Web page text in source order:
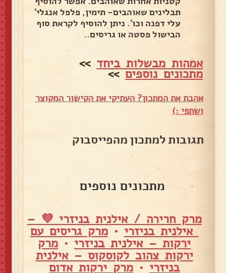
תבלינים שאוהבים- תימין, פלפל אנגלי'
עלי דפנה וכו'. ניתן להוסיף לקראת סוף
הבישול פסטה או גריסים..
אמהות מבשלות ביחד >>
מתכונים נוספים>>
אהבת את המתכון? העתיקי את הקישור המקוצר
ושתפי :)
תגובות למתכון מהפייסבוק
מתכונים נוספים
מרק חרירה / אילנית בניזרי 💜 –
אילנית בניזרי •מרק גריסים עם
ירקות – אילנית בניזרי• מרק
ירקות צהוב לקוסקוס – אילנית
בניזרי • מרק ירקות אדום